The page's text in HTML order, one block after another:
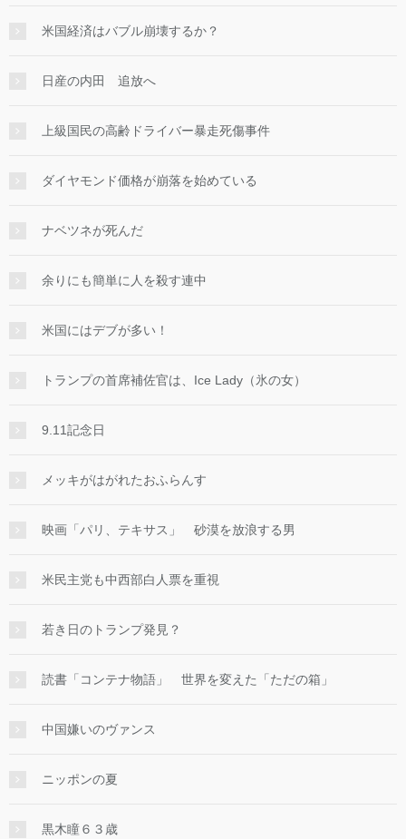
米国経済はバブル崩壊するか？
日産の内田 追放へ
上級国民の高齢ドライバー暴走死傷事件
ダイヤモンド価格が崩落を始めている
ナベツネが死んだ
余りにも簡単に人を殺す連中
米国にはデブが多い！
トランプの首席補佐官は、Ice Lady（氷の女）
9.11記念日
メッキがはがれたおふらんす
映画「パリ、テキサス」 砂漠を放浪する男
米民主党も中西部白人票を重視
若き日のトランプ発見？
読書「コンテナ物語」 世界を変えた「ただの箱」
中国嫌いのヴァンス
ニッポンの夏
黒木瞳６３歳